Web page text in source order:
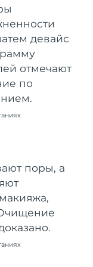
девайс
отмечают
по
поры, а
дата доставки
09/08/2026
дата доставки
08/08/2026
дата доставки
дата доставки
дата доставки
08/08/2026
дата доставки
12/08/2026